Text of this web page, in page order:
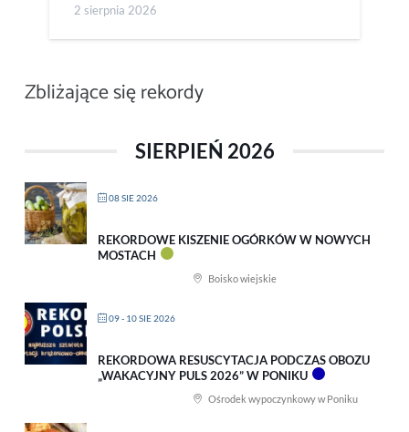
2 sierpnia 2026
Zbliżające się rekordy
SIERPIEŃ 2026
08 SIE 2026
REKORDOWE KISZENIE OGÓRKÓW W NOWYCH
MOSTACH
Boisko wiejskie
09 - 10 SIE 2026
REKORDOWA RESUSCYTACJA PODCZAS OBOZU
„WAKACYJNY PULS 2026” W PONIKU
Ośrodek wypoczynkowy w Poniku